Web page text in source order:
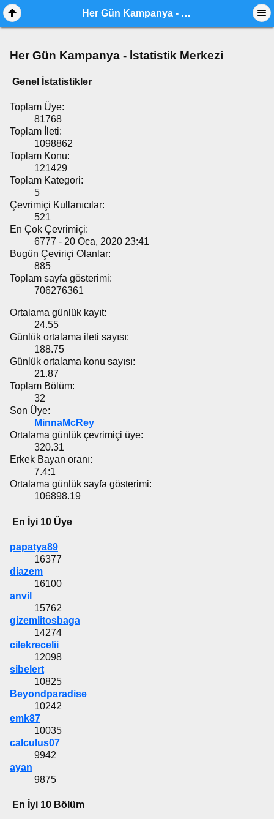
Her Gün Kampanya - İstatistik Merkezi
Her Gün Kampanya - İstatistik Merkezi
Genel İstatistikler
Toplam Üye:
81768
Toplam İleti:
1098862
Toplam Konu:
121429
Toplam Kategori:
5
Çevrimiçi Kullanıcılar:
521
En Çok Çevrimiçi:
6777 - 20 Oca, 2020 23:41
Bugün Çeviriçi Olanlar:
885
Toplam sayfa gösterimi:
706276361
Ortalama günlük kayıt:
24.55
Günlük ortalama ileti sayısı:
188.75
Günlük ortalama konu sayısı:
21.87
Toplam Bölüm:
32
Son Üye:
MinnaMcRey
Ortalama günlük çevrimiçi üye:
320.31
Erkek Bayan oranı:
7.4:1
Ortalama günlük sayfa gösterimi:
106898.19
En İyi 10 Üye
papatya89
16377
diazem
16100
anvil
15762
gizemlitosbaga
14274
cilekrecelii
12098
sibelert
10825
Beyondparadise
10242
emk87
10035
calculus07
9942
ayan
9875
En İyi 10 Bölüm